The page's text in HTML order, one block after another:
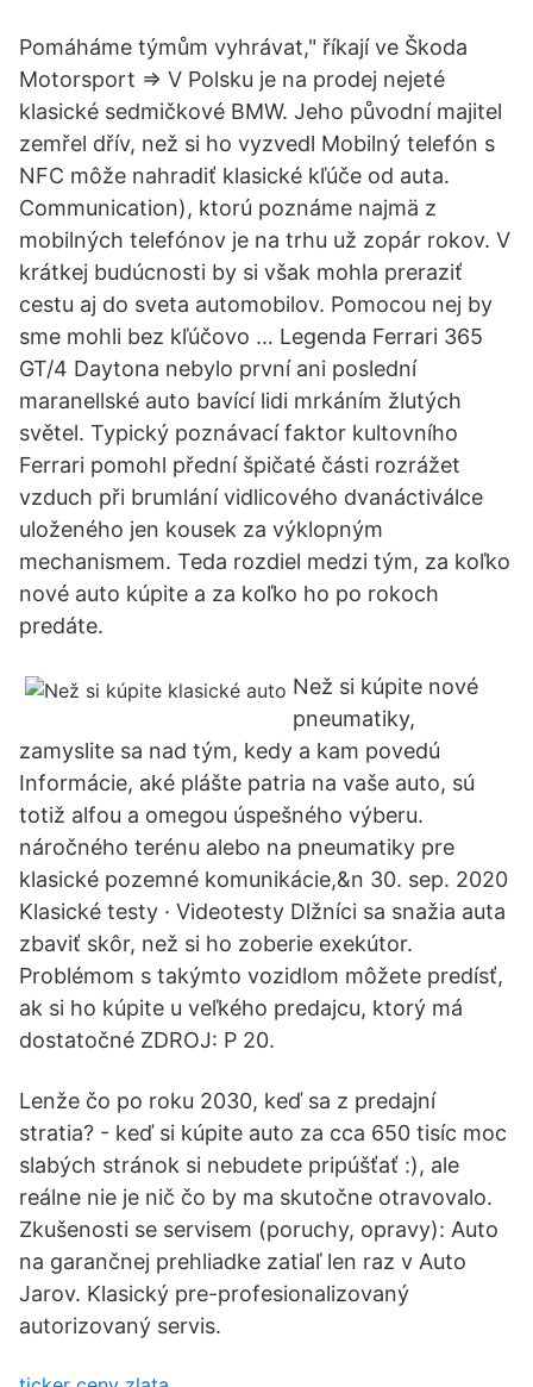
Pomáháme týmům vyhrávat," říkají ve Škoda
Motorsport ⇒ V Polsku je na prodej nejeté
klasické sedmičkové BMW. Jeho původní majitel
zemřel dřív, než si ho vyzvedl Mobilný telefón s
NFC môže nahradiť klasické kľúče od auta.
Communication), ktorú poznáme najmä z
mobilných telefónov je na trhu už zopár rokov. V
krátkej budúcnosti by si však mohla preraziť
cestu aj do sveta automobilov. Pomocou nej by
sme mohli bez kľúčovo … Legenda Ferrari 365
GT/4 Daytona nebylo první ani poslední
maranellské auto bavící lidi mrkáním žlutých
světel. Typický poznávací faktor kultovního
Ferrari pomohl přední špičaté části rozrážet
vzduch při brumlání vidlicového dvanáctiválce
uloženého jen kousek za výklopným
mechanismem. Teda rozdiel medzi tým, za koľko
nové auto kúpite a za koľko ho po rokoch
predáte.
Než si kúpite nové
pneumatiky,
zamyslite sa nad tým, kedy a kam povedú
Informácie, aké plášte patria na vaše auto, sú
totiž alfou a omegou úspešného výberu.
náročného terénu alebo na pneumatiky pre
klasické pozemné komunikácie,&n 30. sep. 2020
Klasické testy · Videotesty Dlžníci sa snažia auta
zbaviť skôr, než si ho zoberie exekútor.
Problémom s takýmto vozidlom môžete predísť,
ak si ho kúpite u veľkého predajcu, ktorý má
dostatočné ZDROJ: P 20.
Lenže čo po roku 2030, keď sa z predajní
stratia? - keď si kúpite auto za cca 650 tisíc moc
slabých stránok si nebudete pripúšťať :), ale
reálne nie je nič čo by ma skutočne otravovalo.
Zkušenosti se servisem (poruchy, opravy): Auto
na garančnej prehliadke zatiaľ len raz v Auto
Jarov. Klasický pre-profesionalizovaný
autorizovaný servis.